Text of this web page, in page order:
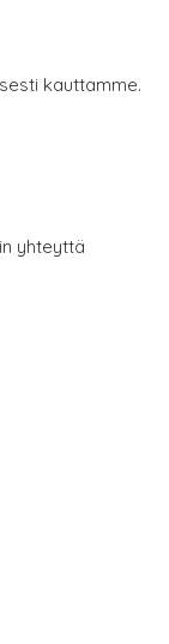
kauttamme.
yhteyttä